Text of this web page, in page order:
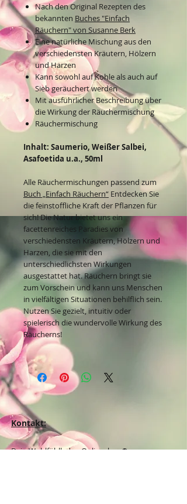
Nach den Original Rezepten des
bekannten Buches "Einfach
Räuchern" von Susanne Berk
Eine natürliche Mischung aus den
verschiedensten Kräutern, Hölzern
und Harzen
Kann sowohl auf Kohle als auch auf
Sieb geräuchert werden
Mit ausführlicher Beschreibung über
die Wirkung der Räuchermischung
Räuchermischung
Inhalt: Saumerio, Weißer Salbei,
Asafoetida u.a., 50ml
Alle Räuchermischungen passend zum
Buch „Einfach Räuchern“ Entdecken Sie
die feinstoffliche Kraft der Pflanzen für
sich! Die Natur bietet uns ein
facettenreiches Paradies von
verschiedensten Kräutern, Hölzern und
Harzen, die sie mit den
unterschiedlichsten Wirkungen
ausgestattet hat. Räuchern bringt sie
zum Vorschein und kann uns Menschen
in vielfältigen Situationen behilflich sein.
Nutzen Sie gezielt, intuitiv oder
spielerisch die wundervolle Wirkung des
Räucherns!
Kontakt:
Dein Wohlfühlladen Onlineshop®